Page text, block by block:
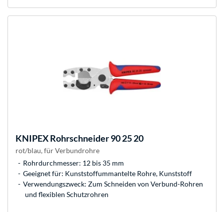
KNIPEXRohrschneider 90 25 20
rot/blau, für Verbundrohre
Rohrdurchmesser: 12 bis 35 mm
Geeignet für: Kunststoffummantelte Rohre, Kunststoff
Verwendungszweck: Zum Schneiden von Verbund-Rohren
und flexiblen Schutzrohren